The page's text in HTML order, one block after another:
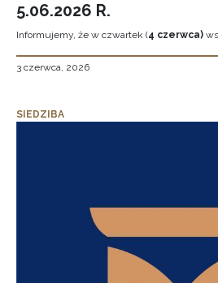
5.06.2026 R.
Informujemy, że w czwartek (4 czerwca)
3 czerwca, 2026
SIEDZIBA